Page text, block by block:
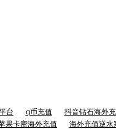
台 q币充值
抖音钻石海外
果卡密海外充值
海外充值逆水